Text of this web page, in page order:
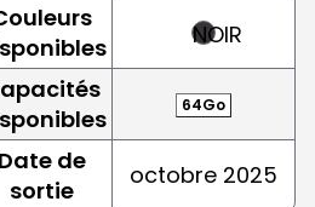
NOIR
64Go
Date de
sortie
octobre 2025